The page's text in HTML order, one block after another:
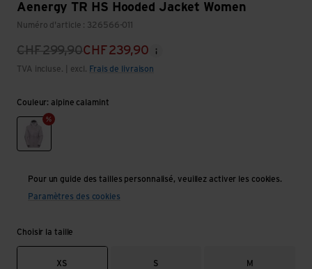
Aenergy TR HS Hooded Jacket Women
Numéro d'article : 326566-011
CHF299,90CHF239,90
TVA incluse. | excl. Frais de livraison
Couleur: alpine calamint
Pour un guide des tailles personnalisé, veuillez activer les cookies.
Paramètres des cookies
Choisir la taille
XS S M